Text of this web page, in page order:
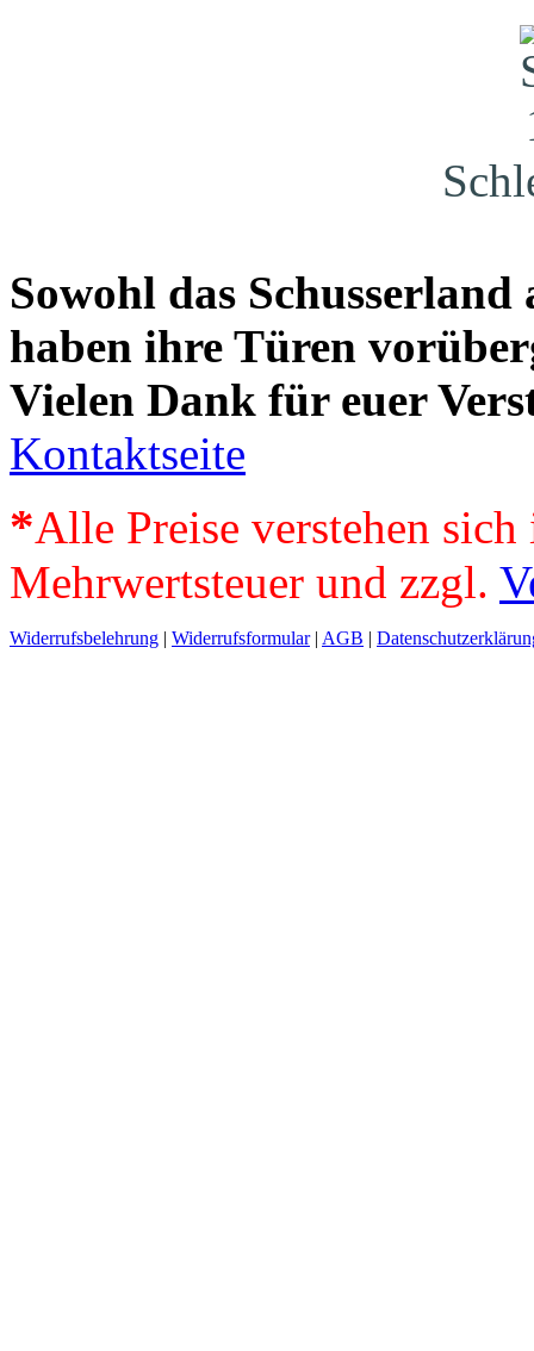
Sowohl das
haben ihre Türen
Vielen Dank für euer
Kontaktseite
*Alle Preise verstehen
Mehrwertsteuer und zzgl.
Widerrufsbelehrung | Widerrufsformular| AGB |